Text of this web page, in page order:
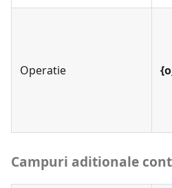
Operatie
Campuri aditionale